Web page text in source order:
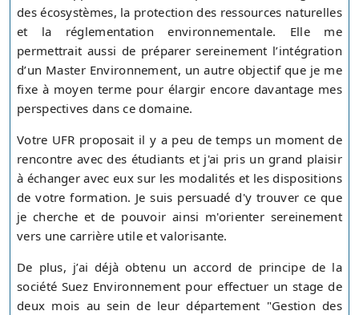
des écosystèmes, la protection des ressources naturelles
et la réglementation environnementale. Elle me
permettrait aussi de préparer sereinement l’intégration
d’un Master Environnement, un autre objectif que je me
fixe à moyen terme pour élargir encore davantage mes
perspectives dans ce domaine.
Votre UFR proposait il y a peu de temps un moment de
rencontre avec des étudiants et j'ai pris un grand plaisir
à échanger avec eux sur les modalités et les dispositions
de votre formation. Je suis persuadé d'y trouver ce que
je cherche et de pouvoir ainsi m'orienter sereinement
vers une carrière utile et valorisante.
De plus, j’ai déjà obtenu un accord de principe de la
société Suez Environnement pour effectuer un stage de
deux mois au sein de leur département "Gestion des